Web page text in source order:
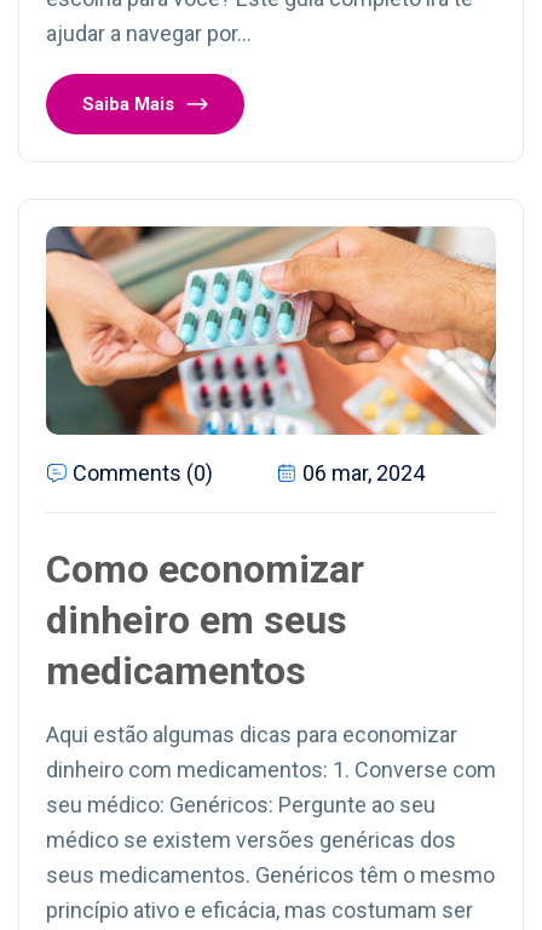
ajudar a navegar por…
Saiba Mais
Comments (0) 06 mar, 2024
Como economizar
dinheiro em seus
medicamentos
Aqui estão algumas dicas para economizar
dinheiro com medicamentos: 1. Converse com
seu médico: Genéricos: Pergunte ao seu
médico se existem versões genéricas dos
seus medicamentos. Genéricos têm o mesmo
princípio ativo e eficácia, mas costumam ser